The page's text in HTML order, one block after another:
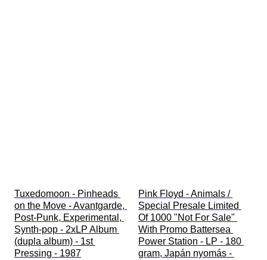
Tuxedomoon - Pinheads
on the Move - Avantgarde,
Post-Punk, Experimental,
Synth-pop - 2xLP Album
(dupla album) - 1st
Pressing - 1987
Pink Floyd - Animals /
Special Presale Limited
Of 1000 "Not For Sale"
With Promo Battersea
Power Station - LP - 180
gram, Japán nyomás -